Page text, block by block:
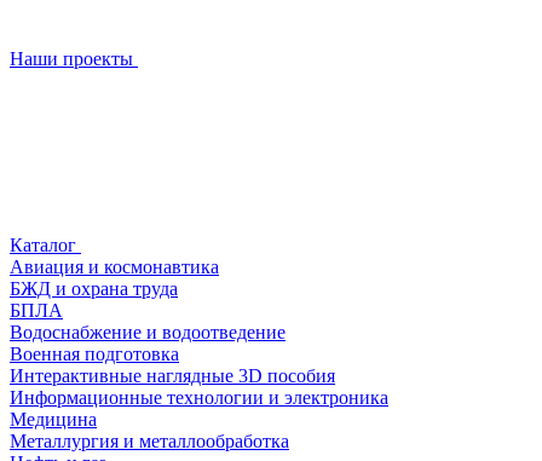
Наши проекты
Каталог
Авиация и космонавтика
БЖД и охрана труда
БПЛА
Водоснабжение и водоотведение
Военная подготовка
Интерактивные наглядные 3D пособия
Информационные технологии и электроника
Медицина
Металлургия и металлообработка